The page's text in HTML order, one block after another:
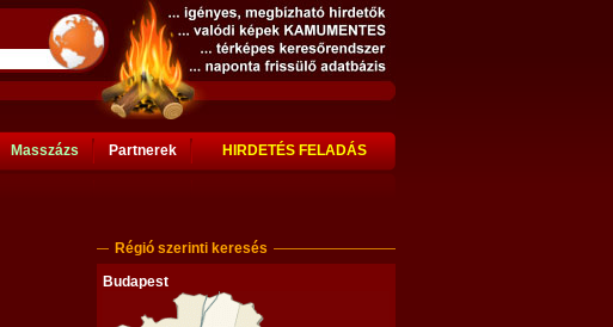
Masszázs Partnerek HIRDETÉS FELADÁS
Régió szerinti keresés
Budapest